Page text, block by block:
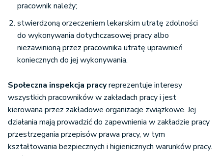
pracownik należy;
stwierdzoną orzeczeniem lekarskim utratę zdolności
do wykonywania dotychczasowej pracy albo
niezawinioną przez pracownika utratę uprawnień
koniecznych do jej wykonywania.
Społeczna inspekcja pracyreprezentuje interesy
wszystkich pracowników w zakładach pracy i jest
kierowana przez zakładowe organizacje związkowe. Jej
działania mają prowadzić do zapewnienia w zakładzie pracy
przestrzegania przepisów prawa pracy, w tym
kształtowania bezpiecznych i higienicznych warunków pracy.